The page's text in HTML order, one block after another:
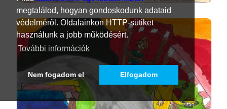
megtalálod, hogyan gondoskodunk adataid
védelméről. Oldalainkon HTTP-sütiket
használunk a jobb működésért.
További információk
Nem fogadom el Elfogadom